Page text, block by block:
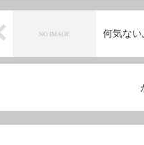
何気ない